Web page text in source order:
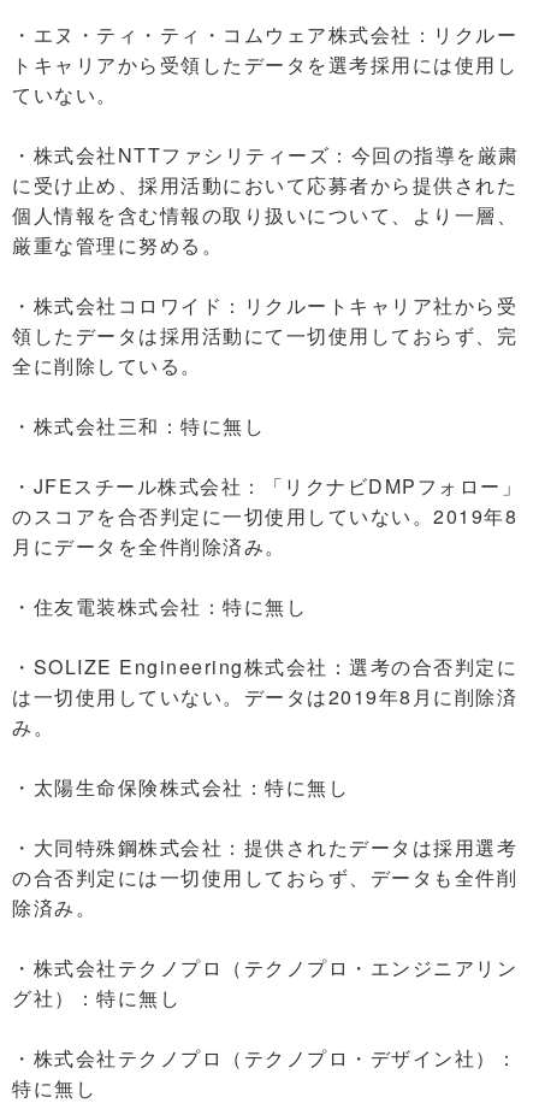
・エヌ・ティ・ティ・コムウェア株式会社：リクルー
トキャリアから受領したデータを選考採用には使用し
ていない。
・株式会社NTTファシリティーズ：今回の指導を厳粛
に受け止め、採用活動において応募者から提供された
個人情報を含む情報の取り扱いについて、より一層、
厳重な管理に努める。
・株式会社コロワイド：リクルートキャリア社から受
領したデータは採用活動にて一切使用しておらず、完
全に削除している。
・株式会社三和：特に無し
・JFEスチール株式会社：「リクナビDMPフォロー」
のスコアを合否判定に一切使用していない。2019年8
月にデータを全件削除済み。
・住友電装株式会社：特に無し
・SOLIZE Engineering株式会社：選考の合否判定に
は一切使用していない。データは2019年8月に削除済
み。
・太陽生命保険株式会社：特に無し
・大同特殊鋼株式会社：提供されたデータは採用選考
の合否判定には一切使用しておらず、データも全件削
除済み。
・株式会社テクノプロ（テクノプロ・エンジニアリン
グ社）：特に無し
・株式会社テクノプロ（テクノプロ・デザイン社）：
特に無し